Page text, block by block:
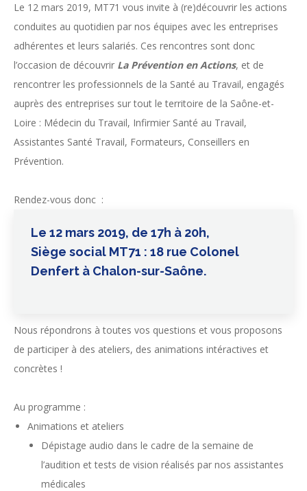
Le 12 mars 2019, MT71 vous invite à (re)découvrir les actions
conduites au quotidien par nos équipes avec les entreprises
adhérentes et leurs salariés. Ces rencontres sont donc
l’occasion de découvrir La Prévention en Actions, et de
rencontrer les professionnels de la Santé au Travail, engagés
auprès des entreprises sur tout le territoire de la Saône-et-
Loire : Médecin du Travail, Infirmier Santé au Travail,
Assistantes Santé Travail, Formateurs, Conseillers en
Prévention.
Rendez-vous donc :
Le 12 mars 2019, de 17h à 20h,
Siège social MT71 : 18 rue Colonel
Denfert à Chalon-sur-Saône.
Nous répondrons à toutes vos questions et vous proposons
de participer à des ateliers, des animations intéractives et
concrètes !
Au programme :
Animations et ateliers
Dépistage audio dans le cadre de la semaine de
l’audition et tests de vision réalisés par nos assistantes
médicales